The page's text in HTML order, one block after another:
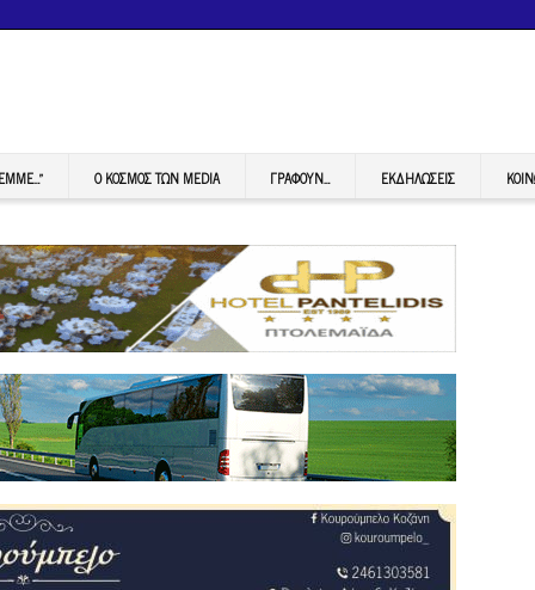
Ο ΚΟΣΜΟΣ ΤΩΝ MEDIA ΓΡΆΦΟΥΝ… ΕΚΔΗΛΏΣΕΙΣ